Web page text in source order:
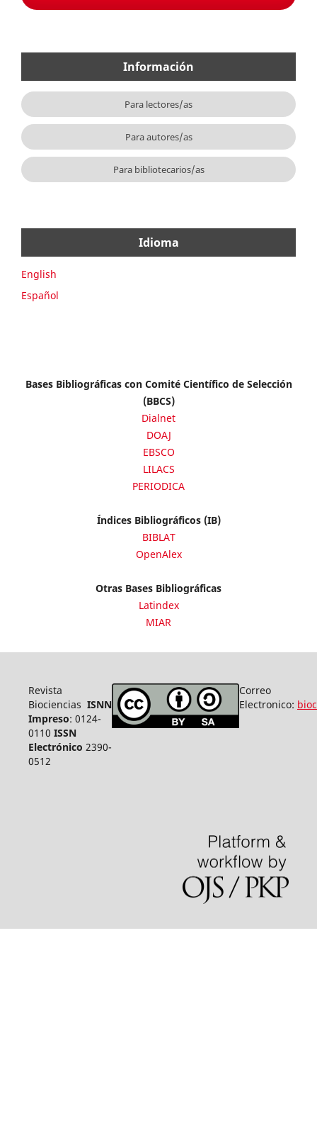
Información
Para lectores/as
Para autores/as
Para bibliotecarios/as
Idioma
English
Español
Bases Bibliográficas con Comité Científico de Selección
(BBCS)
Dialnet
DOAJ
EBSCO
LILACS
PERIODICA
Índices Bibliográficos (IB)
BIBLAT
OpenAlex
Otras Bases Bibliográficas
Latindex
MIAR
Revista
Biociencias ISNN
Impreso: 0124-
0110 ISSN
Electrónico 2390-
0512
Correo
Electronico: